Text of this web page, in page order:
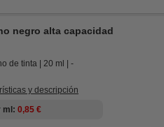
negro alta capacidad
de tinta 20 ml -
y descripción
0,85 €